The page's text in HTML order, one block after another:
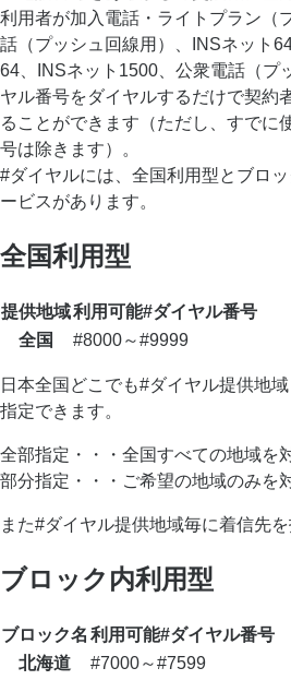
利用者が加入電話・ライトプラン（
話（プッシュ回線用）、INSネット
64、INSネット1500、公衆電話（プ
ヤル番号をダイヤルするだけで契約
ることができます（ただし、すでに
号は除きます）。
#ダイヤルには、全国利用型とブロ
ービスがあります。
全国利用型
提供地域利用可能#ダイヤル番号
全国
#8000～#9999
日本全国どこでも#ダイヤル提供地
指定できます。
全部指定・・・全国すべての地域を
部分指定・・・ご希望の地域のみを
また#ダイヤル提供地域毎に着信先を
ブロック内利用型
ブロック名 利用可能#ダイヤル番号
北海道
#7000～#7599